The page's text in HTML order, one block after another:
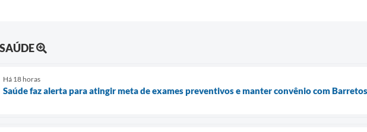
SAÚDE
Há 18 horas
Saúde faz alerta para atingir meta de exames preventivos e manter convênio com Barretos